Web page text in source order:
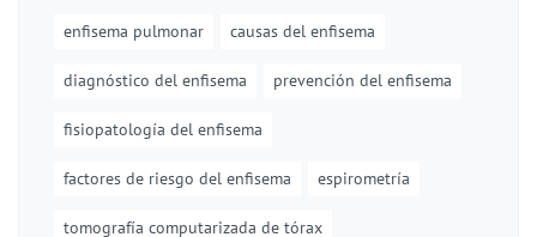
enfisema pulmonar causas del enfisema
diagnóstico del enfisema prevención del enfisema
fisiopatología del enfisema
factores de riesgo del enfisema espirometría
tomografía computarizada de tórax